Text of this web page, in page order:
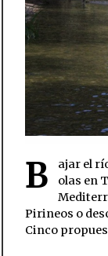
B
ajar el
olas en
Pirineos o
Cinco